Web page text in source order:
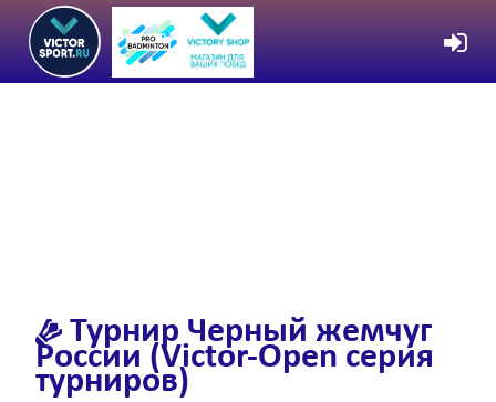
Турнир Черный жемчуг
России (Victor-Open серия
турниров)